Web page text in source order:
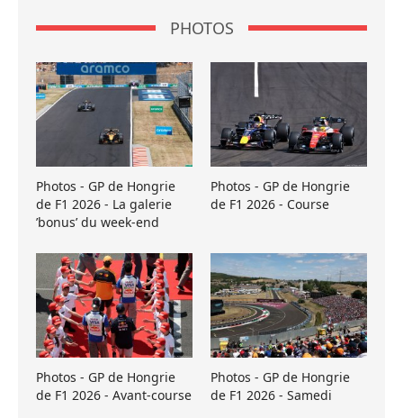
PHOTOS
Photos - GP de Hongrie
de F1 2026 - La galerie
’bonus’ du week-end
Photos - GP de Hongrie
de F1 2026 - Course
Photos - GP de Hongrie
de F1 2026 - Avant-course
Photos - GP de Hongrie
de F1 2026 - Samedi